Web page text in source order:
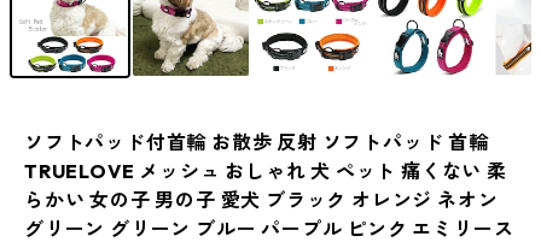
ソフトパッド付首輪 お散歩 反射 ソフトパッド 首輪
TRUELOVE メッシュ おしゃれ 犬 ペット 痛くない 柔
らかい 女の子 男の子 愛犬 ブラック オレンジ ネオン
グリーン グリーン ブルー パープル ピンク エミリース